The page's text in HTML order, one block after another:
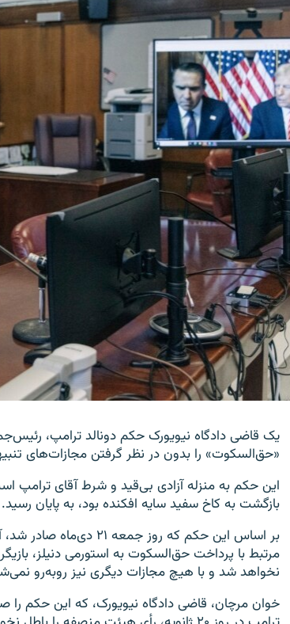
یک قاضی دادگاه نیویورک حکم دونالد ترامپ،
«حق‌السکوت» را بدون در نظر گرفتن مجازات‌های
این حکم به منزله آزادی بی‌قید و شرط آقای ترامپ
بازگشت به کاخ سفید سایه افکنده بود، به پایان رسید.
بر اساس این حکم که روز
مرتبط با پرداخت حق‌السکوت به استورمی دنیلز،
نخواهد شد و با هیچ مجازات دیگری نیز روبه‌رو
خوان مرچان، قاضی دادگاه نیویورک، که این حکم را